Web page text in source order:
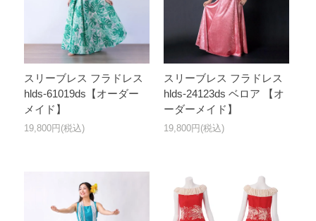
スリーブレス フラドレス
hlds-61019ds【オーダー
メイド】
19,800円(税込)
スリーブレス フラドレス
hlds-24123ds ベロア 【オ
ーダーメイド】
19,800円(税込)